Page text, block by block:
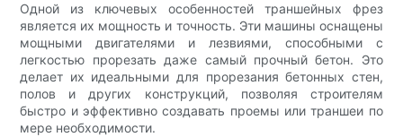
Одной из ключевых особенностей траншейных фрез
является их мощность и точность. Эти машины оснащены
мощными двигателями и лезвиями, способными с
легкостью прорезать даже самый прочный бетон. Это
делает их идеальными для прорезания бетонных стен,
полов и других конструкций, позволяя строителям
быстро и эффективно создавать проемы или траншеи по
мере необходимости.